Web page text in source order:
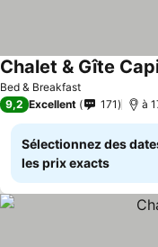
Bed & Breakfast
Chalet & Gîte
9,2 Excellent 171
Sélectionnez des
les prix exacts